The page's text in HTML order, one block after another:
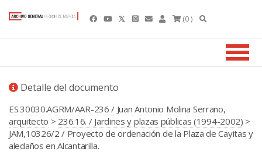
(0 )
Detalle del documento
ES.30030.AGRM/AAR-236 / Juan Antonio Molina Serrano,
arquitecto > 236.16. / Jardines y plazas públicas (1994-2002) >
JAM,10326/2 / Proyecto de ordenación de la Plaza de Cayitas y
aledaños en Alcantarilla.